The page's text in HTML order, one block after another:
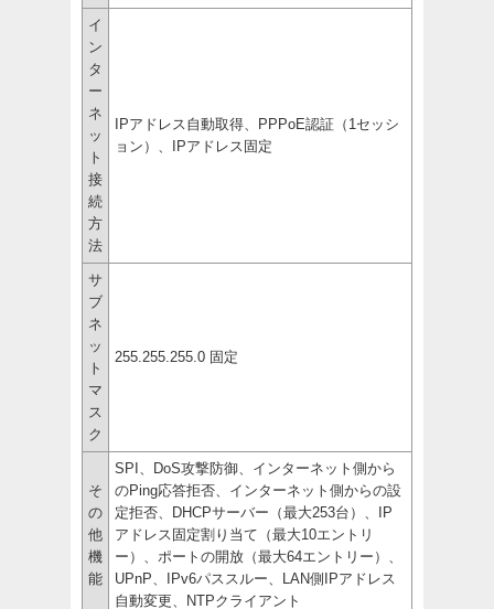
イ
ン
タ
ー
ネ
ッ
ト
接
続
方
法
IPアドレス自動取得、PPPoE認証（1セッシ
ョン）、IPアドレス固定
サ
ブ
ネ
ッ
ト
マ
ス
ク
255.255.255.0 固定
そ
の
他
機
能
SPI、DoS攻撃防御、インターネット側から
のPing応答拒否、インターネット側からの設
定拒否、DHCPサーバー（最大253台）、IP
アドレス固定割り当て（最大10エントリ
ー）、ポートの開放（最大64エントリー）、
UPnP、IPv6パススルー、LAN側IPアドレス
自動変更、NTPクライアント